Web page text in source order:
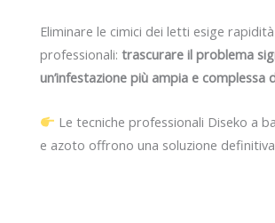
Eliminare le cimici dei letti esige
professionali: trascurare il problema
un’infestazione più ampia e complessa
Le tecniche professionali Diseko a
e azoto offrono una soluzione